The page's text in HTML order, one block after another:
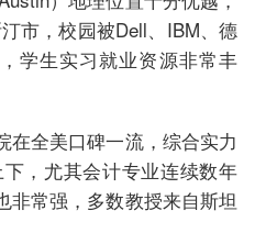
市，校园被Dell、IBM、德
学生实习就业资源非常丰
在全美口碑一流，综合实力
，尤其会计专业连续数年
非常强，多数教授来自斯坦